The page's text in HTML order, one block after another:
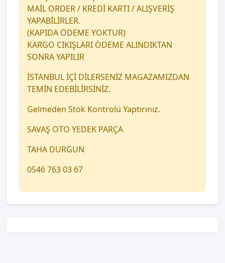
MAİL ORDER / KREDİ KARTI / ALIŞVERİŞ
YAPABİLİRLER.
(KAPIDA ÖDEME YOKTUR)
KARGO CIKIŞLARI ÖDEME ALINDIKTAN
SONRA YAPILIR
İSTANBUL İÇİ DİLERSENİZ MAGAZAMIZDAN
TEMİN EDEBİLİRSİNİZ.
Gelmeden Stok Kontrolü Yaptırınız.
SAVAŞ OTO YEDEK PARÇA
TAHA DURGUN
0546 763 03 67